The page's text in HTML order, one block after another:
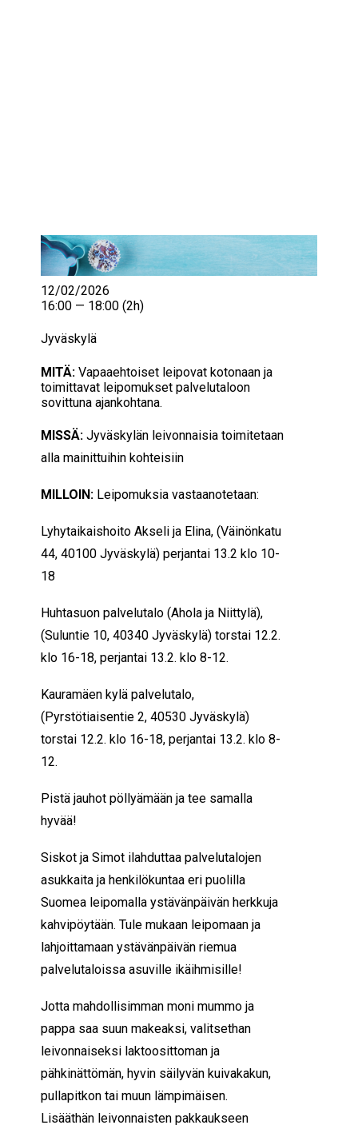
MITÄ: Vapaaehtoiset leipovat kotonaan ja
toimittavat leipomukset palvelutaloon
sovittuna ajankohtana.
MISSÄ: Jyväskylän leivonnaisia toimitetaan
alla mainittuihin kohteisiin
MILLOIN: Leipomuksia vastaanotetaan:
Lyhytaikaishoito Akseli ja Elina, (Väinönkatu
44, 40100 Jyväskylä) perjantai 13.2 klo 10-
18
Huhtasuon palvelutalo (Ahola ja Niittylä),
(Suluntie 10, 40340 Jyväskylä) torstai 12.2.
klo 16-18, perjantai 13.2. klo 8-12.
Kauramäen kylä palvelutalo,
(Pyrstötiaisentie 2, 40530 Jyväskylä)
torstai 12.2. klo 16-18, perjantai 13.2. klo 8-
12.
Pistä jauhot pöllyämään ja tee samalla
hyvää!
Siskot ja Simot ilahduttaa palvelutalojen
asukkaita ja henkilökuntaa eri puolilla
Suomea leipomalla ystävänpäivän herkkuja
kahvipöytään. Tule mukaan leipomaan ja
lahjoittamaan ystävänpäivän riemua
palvelutaloissa asuville ikäihmisille!
Jotta mahdollisimman moni mummo ja
pappa saa suun makeaksi, valitsethan
leivonnaiseksi laktoosittoman ja
pähkinättömän, hyvin säilyvän kuivakakun,
pullapitkon tai muun lämpimäisen.
Lisääthän leivonnaisten pakkaukseen
12/02/2026
16:00 — 18:00 (2h)
Jyväskylä